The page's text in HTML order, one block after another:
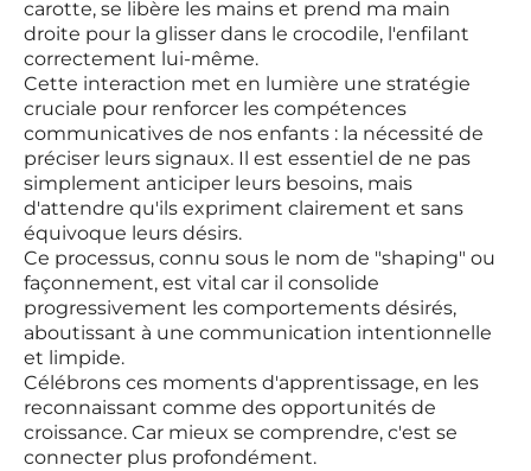
carotte, se libère les mains et prend ma main
droite pour la glisser dans le crocodile, l'enfilant
correctement lui-même.
Cette interaction met en lumière une stratégie
cruciale pour renforcer les compétences
communicatives de nos enfants : la nécessité de
préciser leurs signaux. Il est essentiel de ne pas
simplement anticiper leurs besoins, mais
d'attendre qu'ils expriment clairement et sans
équivoque leurs désirs.
Ce processus, connu sous le nom de "shaping" ou
façonnement, est vital car il consolide
progressivement les comportements désirés,
aboutissant à une communication intentionnelle
et limpide.
Célébrons ces moments d'apprentissage, en les
reconnaissant comme des opportunités de
croissance. Car mieux se comprendre, c'est se
connecter plus profondément.